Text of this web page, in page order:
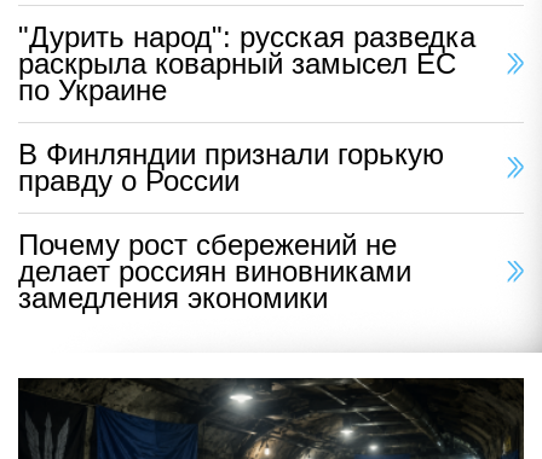
"Дурить народ": русская разведка
раскрыла коварный замысел ЕС
по Украине
В Финляндии признали горькую
правду о России
Почему рост сбережений не
делает россиян виновниками
замедления экономики